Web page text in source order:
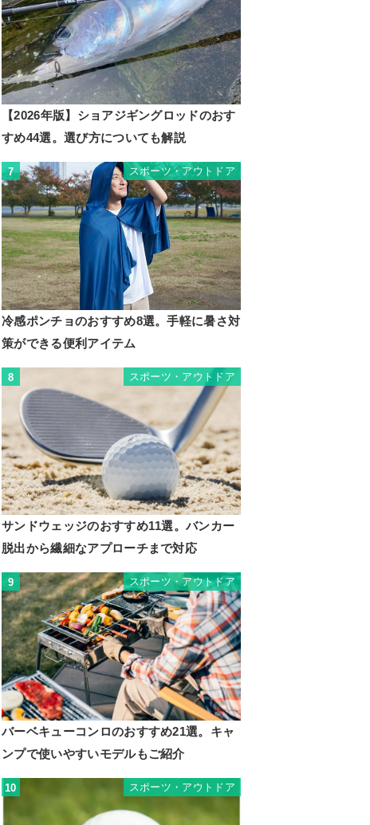
【2026年版】ショアジギングロッドのおす
すめ44選。選び方についても解説
7 スポーツ・アウトドア
冷感ポンチョのおすすめ8選。手軽に暑さ対
策ができる便利アイテム
8 スポーツ・アウトドア
サンドウェッジのおすすめ11選。バンカー
脱出から繊細なアプローチまで対応
9 スポーツ・アウトドア
バーベキューコンロのおすすめ21選。キャ
ンプで使いやすいモデルもご紹介
10 スポーツ・アウトドア